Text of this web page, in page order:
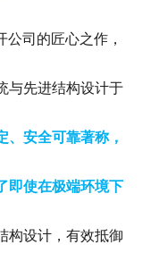
公司的匠心之作，
与先进结构设计于
、安全可靠著称，
即使在极端环境下
构设计，有效抵御